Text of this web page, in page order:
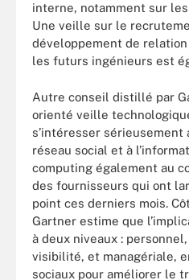
interne, notamment sur les
Une veille sur le
développement de
les futurs ingénieurs est
Autre conseil distillé par
orienté veille
s’intéresser sérieusement
réseau social et à
computing également au
des fournisseurs qui ont
point ces derniers mois.
Gartner estime que
à deux niveaux :
visibilité, et managériale,
sociaux pour améliorer le